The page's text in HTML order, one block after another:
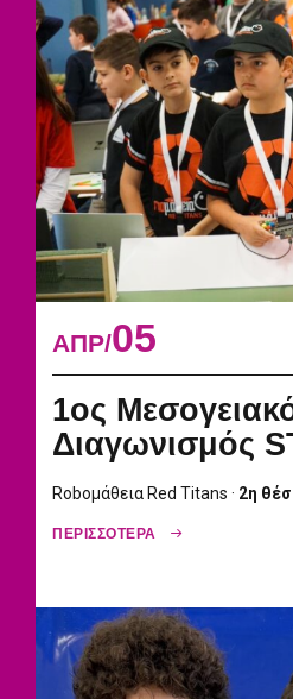
ΑΠΡ 05
1ος
Διαγωνισμός
Roboμάθεια Red Titans · 2η
ΠΕΡΙΣΣΟΤΕΡΑ